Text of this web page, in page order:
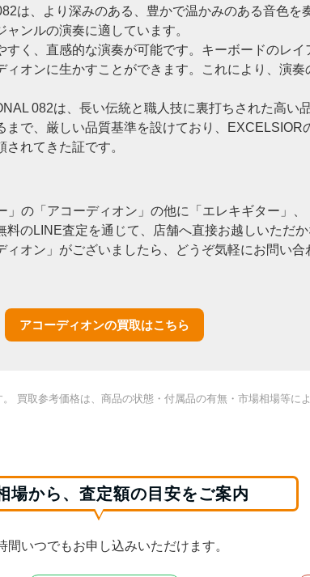
は、より深みのある、豊かで温かみのある音色を
ンルの演奏に適しています。
く、直感的な演奏が可能です。キーボードのレ
オンに生かすことができます。これにより、演
082は、長い伝統と職人技に裏打ちされた高い
で、厳しい品質基準を設けており、EXCELSIOR
れてきた証です。
」の「アコーディオン」の他に「エレキギター」
のLINE査定を通じて、店舗へ直接お越しいただ
オン」がございましたら、どうぞ気軽にお問い
アコーディオンの買取はこちら
買取参考価格は、商品の状態・付属品の有無・市場相場等によ
場から、査定額の目安をご案内
間いつでもお申し込みいただけます。